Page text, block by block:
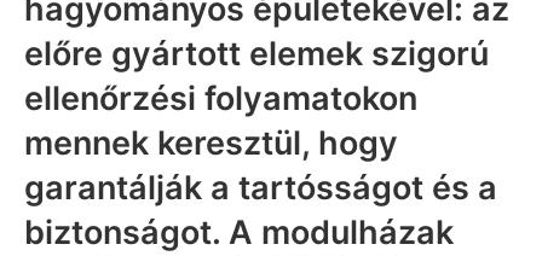
hagyományos épületekével: az
előre gyártott elemek szigorú
ellenőrzési folyamatokon
mennek keresztül, hogy
garantálják a tartósságot és a
biztonságot. A modulházak